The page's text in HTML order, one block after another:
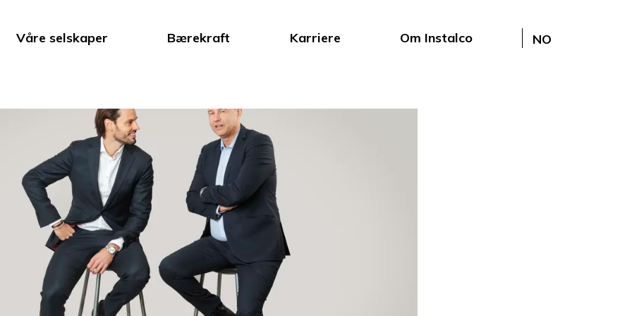
Våre selskaper Bærekraft Karriere Om Instalco NO